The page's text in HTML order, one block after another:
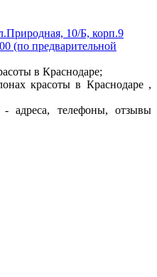
10/Б, корп.9
(по предварительной
в Краснодаре;
красоты в Краснодаре ,
адреса, телефоны, отзывы